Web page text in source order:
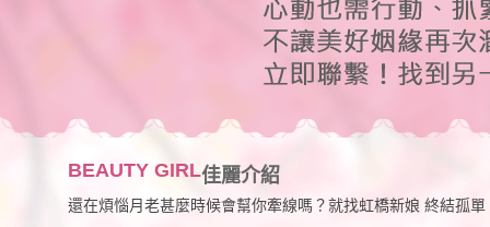
BEAUTY GIRL佳麗介紹
還在煩惱月老甚麼時候會幫你牽線嗎？就找虹橋新娘 終結孤